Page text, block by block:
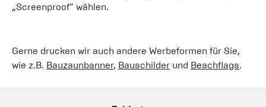
„Screenproof“ wählen.
Gerne drucken wir auch andere Werbeformen für Sie,
wie z.B. Bauzaunbanner, Bauschilder und Beachflags.